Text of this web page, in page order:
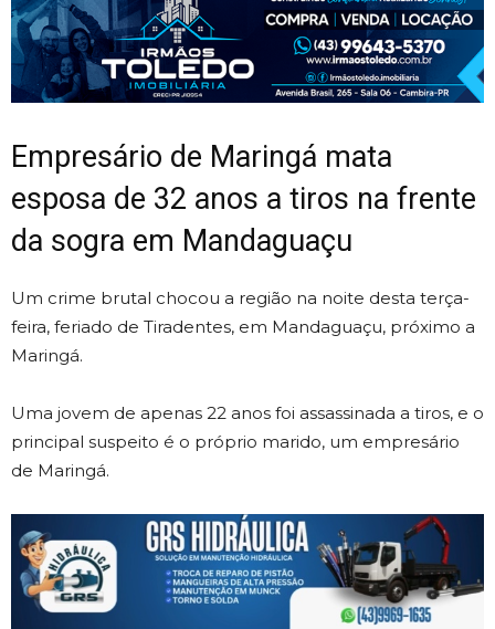
Empresário de Maringá mata
esposa de 32 anos a tiros na frente
da sogra em Mandaguaçu
Um crime brutal chocou a região na noite desta terça-
feira, feriado de Tiradentes, em Mandaguaçu, próximo a
Maringá.
Uma jovem de apenas 22 anos foi assassinada a tiros, e o
principal suspeito é o próprio marido, um empresário
de Maringá.